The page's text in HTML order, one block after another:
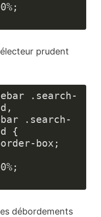
;
prudent
.search-
.search-
{
box;
;
débordements